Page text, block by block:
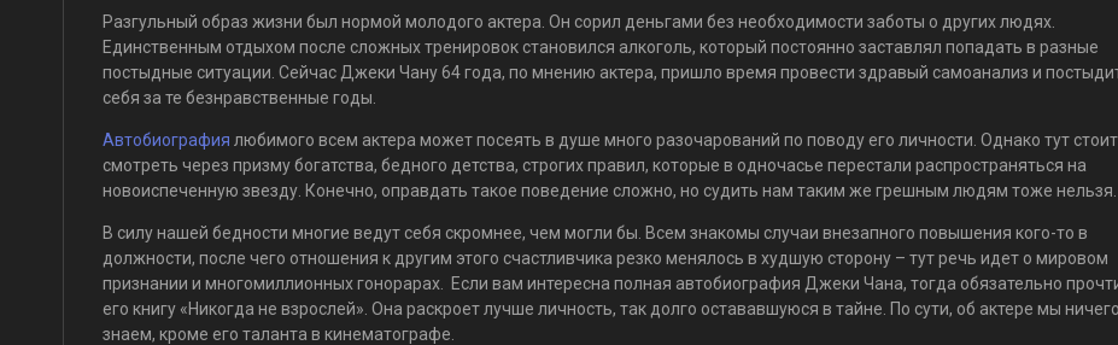
Разгульный образ жизни был нормой молодого актера. Он сорил деньгами без необходимости заботы о других людях.
Единственным отдыхом после сложных тренировок становился алкоголь, который постоянно заставлял попадать в разные
постыдные ситуации. Сейчас Джеки Чану 64 года, по мнению актера, пришло время провести здравый самоанализ и
себя за те безнравственные годы.
Автобиография любимого всем актера может посеять в душе много разочарований по поводу его личности. Однако тут стоит
смотреть через призму богатства, бедного детства, строгих правил, которые в одночасье перестали распространяться на
новоиспеченную звезду. Конечно, оправдать такое поведение сложно, но судить нам таким же грешным людям тоже нельзя.
В силу нашей бедности многие ведут себя скромнее, чем могли бы. Всем знакомы случаи внезапного повышения кого-то в
должности, после чего отношения к другим этого счастливчика резко менялось в худшую сторону – тут речь идет о мировом
признании и многомиллионных гонорарах. Если вам интересна полная автобиография Джеки Чана, тогда обязательно
его книгу «Никогда не взрослей». Она раскроет лучше личность, так долго остававшуюся в тайне. По сути, об актере мы
знаем, кроме его таланта в кинематографе.